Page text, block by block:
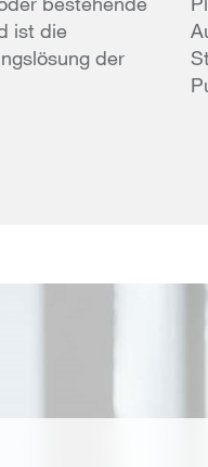
ist die
der